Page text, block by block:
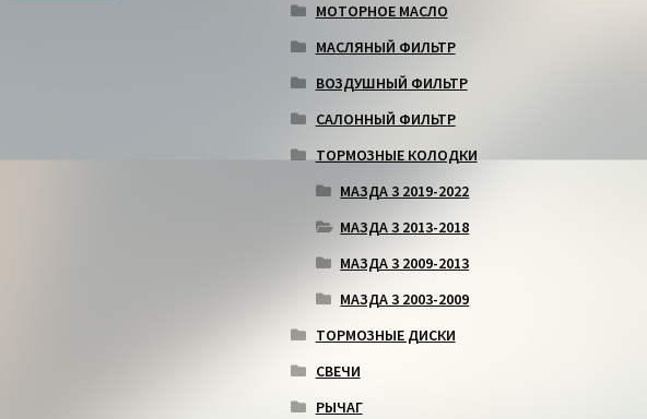
МОТОРНОЕ МАСЛО
МАСЛЯНЫЙ ФИЛЬТР
ВОЗДУШНЫЙ ФИЛЬТР
САЛОННЫЙ ФИЛЬТР
ТОРМОЗНЫЕ КОЛОДКИ
МАЗДА 3 2019-2022
МАЗДА 3 2013-2018
МАЗДА 3 2009-2013
МАЗДА 3 2003-2009
ТОРМОЗНЫЕ ДИСКИ
СВЕЧИ
РЫЧАГ